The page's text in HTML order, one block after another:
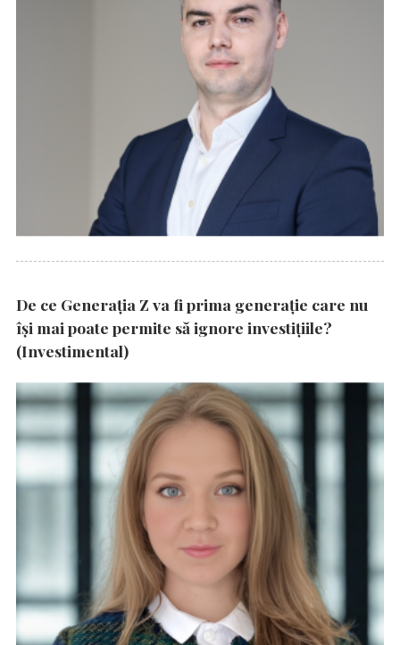
De ce Generația Z va fi prima generație care nu
își mai poate permite să ignore investițiile?
(Investimental)